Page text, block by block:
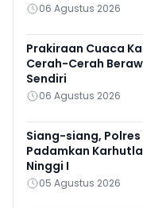
06 Agustus 2026
Prakiraan Cuaca
Cerah-Cerah
Sendiri
06 Agustus 2026
Siang-siang,
Padamkan
Ninggi I
05 Agustus 2026